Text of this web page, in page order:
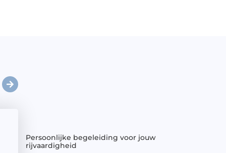
Persoonlijke begeleiding voor jouw
rijvaardigheid